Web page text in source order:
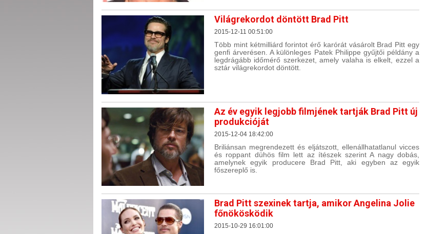
Világrekordot döntött Brad Pitt
2015-12-11 00:51:00
Több mint kétmilliárd forintot érő karórát vásárolt Brad Pitt egy
genfi árverésen. A különleges Patek Philippe gyűjtői példány a
legdrágább időmérő szerkezet, amely valaha is elkelt, ezzel a
sztár világrekordot döntött.
Az év egyik legjobb filmjének tartják Brad Pitt új
produkcióját
2015-12-04 18:42:00
Briliánsan megrendezett és eljátszott, ellenállhatatlanul vicces
és roppant dühös film lett az ítészek szerint A nagy dobás,
amelynek egyik producere Brad Pitt, aki egyben az egyik
főszereplő is.
Brad Pitt szexinek tartja, amikor Angelina Jolie
főnökösködik
2015-10-29 16:01:00